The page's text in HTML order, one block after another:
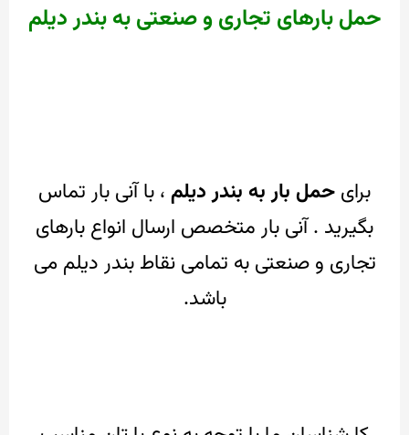
حمل بارهای تجاری و صنعتی به بندر دیلم
برای حمل بار به بندر دیلم ، با آنی بار تماس
بگیرید . آنی بار متخصص ارسال انواع بارهای
تجاری و صنعتی به تمامی نقاط بندر دیلم می
باشد.